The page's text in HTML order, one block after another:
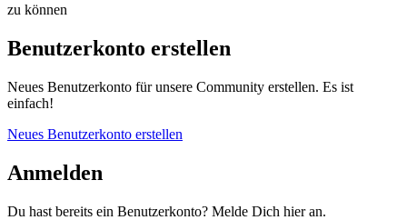
zu können
Benutzerkonto erstellen
Neues Benutzerkonto für unsere Community erstellen. Es ist
einfach!
Neues Benutzerkonto erstellen
Anmelden
Du hast bereits ein Benutzerkonto? Melde Dich hier an.